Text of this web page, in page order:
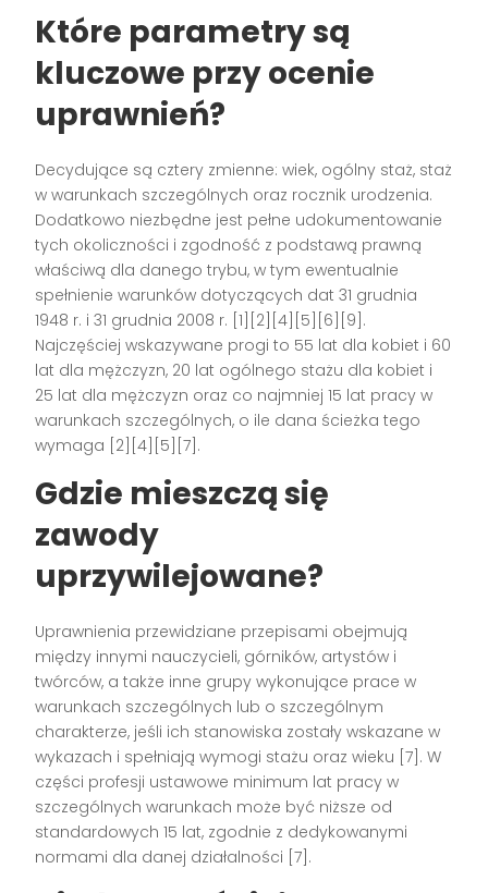
Które parametry są
kluczowe przy ocenie
uprawnień?
Decydujące są cztery zmienne: wiek, ogólny staż, staż
w warunkach szczególnych oraz rocznik urodzenia.
Dodatkowo niezbędne jest pełne udokumentowanie
tych okoliczności i zgodność z podstawą prawną
właściwą dla danego trybu, w tym ewentualnie
spełnienie warunków dotyczących dat 31 grudnia
1948 r. i 31 grudnia 2008 r. [1][2][4][5][6][9].
Najczęściej wskazywane progi to 55 lat dla kobiet i 60
lat dla mężczyzn, 20 lat ogólnego stażu dla kobiet i
25 lat dla mężczyzn oraz co najmniej 15 lat pracy w
warunkach szczególnych, o ile dana ścieżka tego
wymaga [2][4][5][7].
Gdzie mieszczą się
zawody
uprzywilejowane?
Uprawnienia przewidziane przepisami obejmują
między innymi nauczycieli, górników, artystów i
twórców, a także inne grupy wykonujące prace w
warunkach szczególnych lub o szczególnym
charakterze, jeśli ich stanowiska zostały wskazane w
wykazach i spełniają wymogi stażu oraz wieku [7]. W
części profesji ustawowe minimum lat pracy w
szczególnych warunkach może być niższe od
standardowych 15 lat, zgodnie z dedykowanymi
normami dla danej działalności [7].